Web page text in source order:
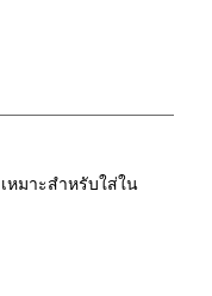
หมาะสำหรับใส่ใน